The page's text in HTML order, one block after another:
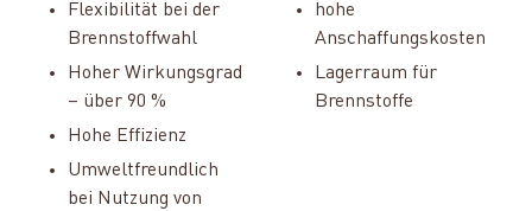
Flexibilität bei der
Brennstoffwahl
Hoher Wirkungsgrad
– über 90 %
Hohe Effizienz
Umweltfreundlich
bei Nutzung von
hohe
Anschaffungskosten
Lagerraum für
Brennstoffe